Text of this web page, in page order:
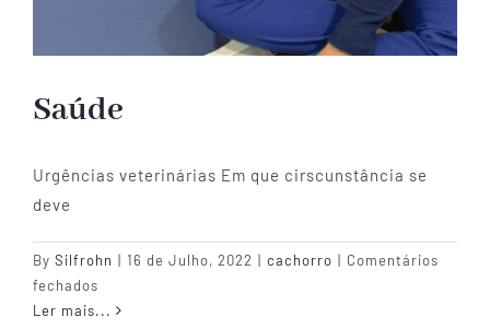
Saúde
Urgências veterinárias Em que cirscunstância se
deve
By Silfrohn | 16 de Julho, 2022 | cachorro | Comentários
fechados
Saúde
Ler mais...